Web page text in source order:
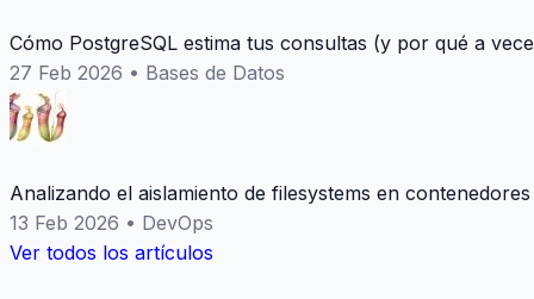
Cómo PostgreSQL estima tus consultas (y por qué a
27 Feb 2026 • Bases de Datos
Analizando el aislamiento de filesystems en
13 Feb 2026 • DevOps
Ver todos los artículos